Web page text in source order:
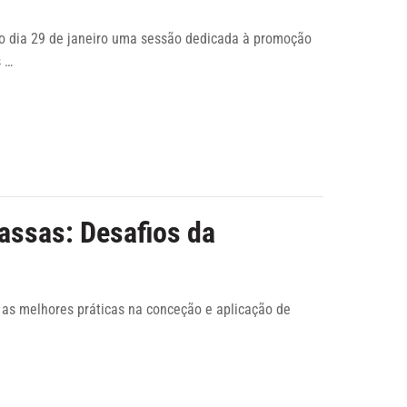
dia 29 de janeiro uma sessão dedicada à promoção
…
Desafios da
melhores práticas na conceção e aplicação de